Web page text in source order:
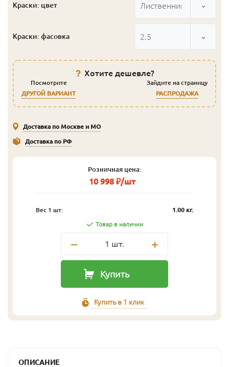
Краски: цвет Лиственница
Краски: фасовка 2.5
Хотите дешевле?
Посмотрите
ДРУГОЙ ВАРИАНТ
Зайдите на страницу
РАСПРОДАЖА
Доставка по Москве и МО
Доставка по РФ
Розничная цена:
10 998 ₽/шт
Вес 1 шт: 1.00 кг.
Товар в наличии
1 шт.
Купить
Купить в 1 клик
ОПИСАНИЕ